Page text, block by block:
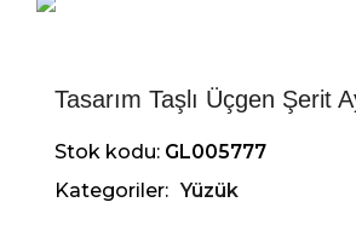
Tasarım Taşlı Üçgen Şerit
Stok kodu: GL005777
Kategoriler: Yüzük